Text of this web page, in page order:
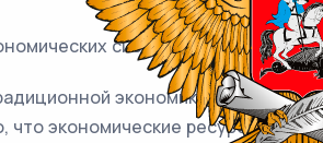
систем?
экономике не
экономические ресурсы